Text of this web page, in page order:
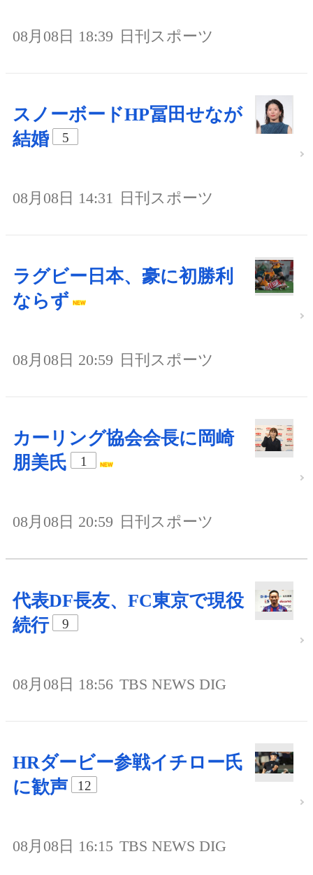
08月08日 18:39 日刊スポーツ
スノーボードHP冨田せなが
結婚
5
08月08日 14:31 日刊スポーツ
ラグビー日本、豪に初勝利
ならず
08月08日 20:59 日刊スポーツ
カーリング協会会長に岡崎
朋美氏
1
08月08日 20:59 日刊スポーツ
代表DF長友、FC東京で現役
続行
9
08月08日 18:56 TBS NEWS DIG
HRダービー参戦イチロー氏
に歓声
12
08月08日 16:15 TBS NEWS DIG